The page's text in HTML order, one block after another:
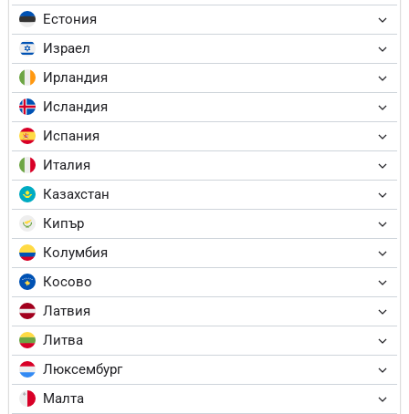
Естония
Израел
Ирландия
Исландия
Испания
Италия
Казахстан
Кипър
Колумбия
Косово
Латвия
Литва
Люксембург
Малта